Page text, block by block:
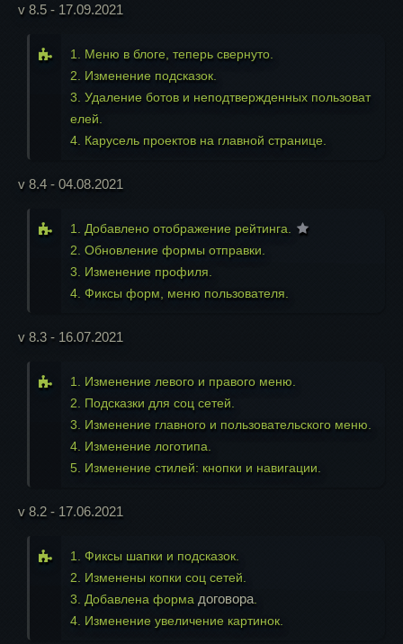
v 8.5 - 17.09.2021
1. Меню в блоге, теперь свернуто.
2. Изменение подсказок.
3. Удаление ботов и неподтвержденных пользоват
елей.
4. Карусель проектов на главной странице.
v 8.4 - 04.08.2021
1. Добавлено отображение рейтинга.
2. Обновление формы отправки.
3. Изменение профиля.
4. Фиксы форм, меню пользователя.
v 8.3 - 16.07.2021
1. Изменение левого и правого меню.
2. Подсказки для соц сетей.
3. Изменение главного и пользовательского меню.
4. Изменение логотипа.
5. Изменение стилей: кнопки и навигации.
v 8.2 - 17.06.2021
1. Фиксы шапки и подсказок.
2. Изменены копки соц сетей.
3. Добавлена форма договора
4. Изменение увеличение картинок.